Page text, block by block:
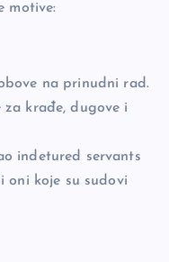
motive:
na prinudni rad.
za krađe, dugove i
indetured servants
oni koje su sudovi